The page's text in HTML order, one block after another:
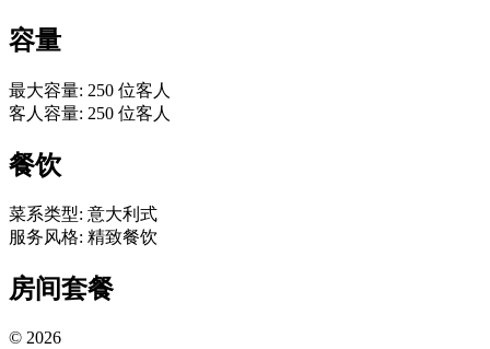
容量
最大容量: 250 位客人
客人容量: 250 位客人
餐饮
菜系类型: 意大利式
服务风格: 精致餐饮
房间套餐
© 2026